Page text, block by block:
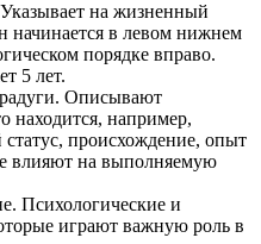
на жизненный
начинается в левом нижнем
порядке вправо.
5 лет.
радуги. Описывают
находится, например,
происхождение, опыт
влияют на выполняемую
Психологические и
играют важную роль в